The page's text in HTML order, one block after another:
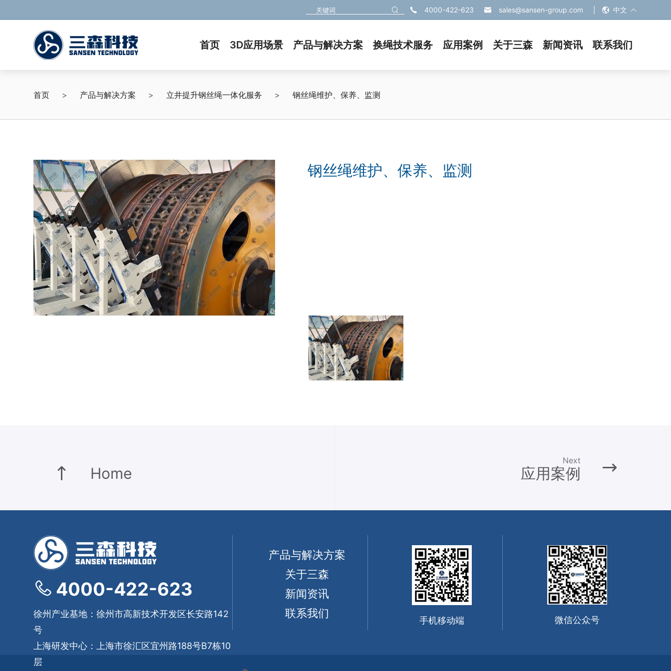
4000-422-623 sales@sansen-group.com 中文 
首页 3D应用场景 产品与解决方案 换绳技术服务 应用案例 关于三森 新闻资讯 联系我们
首页 > 产品与解决方案 > 立井提升钢丝绳一体化服务 > 钢丝绳维护、保养、监测
钢丝绳维护、保养、监测
Next
应用案例
Home
4000-422-623
徐州产业基地：徐州市高新技术开发区长安路142
号
上海研发中心：上海市徐汇区宜州路188号B7栋10
层
产品与解决方案
关于三森
新闻资讯
联系我们
手机移动端 微信公众号